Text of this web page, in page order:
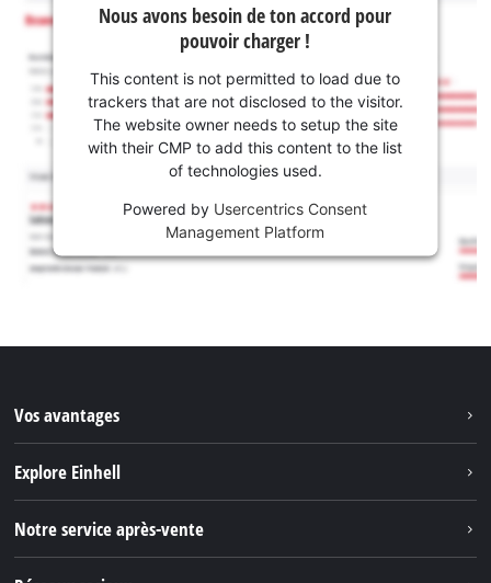
Nous avons besoin de ton accord pour
pouvoir charger !
This content is not permitted to load due to
trackers that are not disclosed to the visitor.
The website owner needs to setup the site
with their CMP to add this content to the list
of technologies used.
Powered by Usercentrics Consent
Management Platform
Vos avantages
Explore Einhell
Notre service après-vente